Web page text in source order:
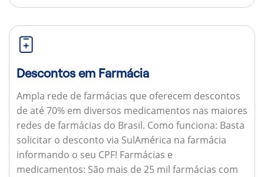
Descontos em Farmácia
Ampla rede de farmácias que oferecem descontos
de até 70% em diversos medicamentos nas maiores
redes de farmácias do Brasil. Como funciona: Basta
solicitar o desconto via SulAmérica na farmácia
informando o seu CPF! Farmácias e
medicamentos: São mais de 25 mil farmácias com